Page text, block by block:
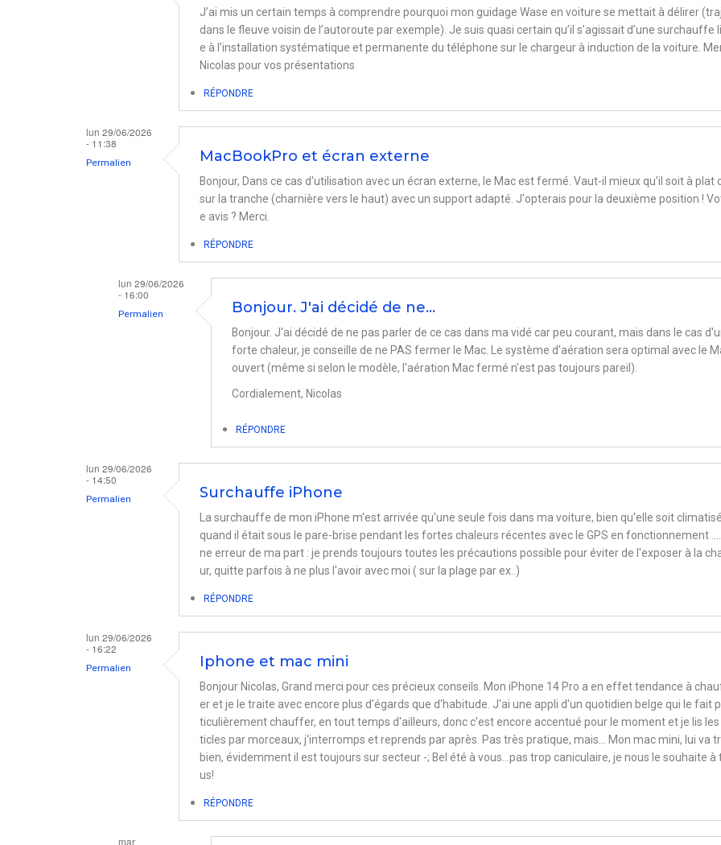
J’ai mis un certain temps à comprendre pourquoi mon guidage Wase en voiture se mettait à délirer
dans le fleuve voisin de l’autoroute par exemple). Je suis quasi certain qu’il s’agissait d’une surchauffe
e à l’installation systématique et permanente du téléphone sur le chargeur à induction de la voiture.
Nicolas pour vos présentations
RÉPONDRE
lun 29/06/2026
- 11:38
Permalien MacBookPro et écran externe
Bonjour, Dans ce cas d'utilisation avec un écran externe, le Mac est fermé. Vaut-il mieux qu'il soit à plat
sur la tranche (charnière vers le haut) avec un support adapté. J'opterais pour la deuxième position !
e avis ? Merci.
RÉPONDRE
lun 29/06/2026
- 16:00
Permalien
externe
par
Bonjour. J'ai décidé de ne…
Bonjour. J'ai décidé de ne pas parler de ce cas dans ma vidé car peu courant, mais dans le cas
forte chaleur, je conseille de ne PAS fermer le Mac. Le système d'aération sera optimal avec le
ouvert (même si selon le modèle, l'aération Mac fermé n'est pas toujours pareil).
Cordialement, Nicolas
RÉPONDRE
lun 29/06/2026
- 14:50
Permalien Surchauffe iPhone
La surchauffe de mon iPhone m'est arrivée qu'une seule fois dans ma voiture, bien qu'elle soit
quand il était sous le pare-brise pendant les fortes chaleurs récentes avec le GPS en fonctionnement ....
ne erreur de ma part : je prends toujours toutes les précautions possible pour éviter de l'exposer à la
ur, quitte parfois à ne plus l'avoir avec moi ( sur la plage par ex..)
RÉPONDRE
lun 29/06/2026
- 16:22
Permalien Iphone et mac mini
Bonjour Nicolas, Grand merci pour ces précieux conseils. Mon iPhone 14 Pro a en effet tendance à
er et je le traite avec encore plus d'égards que d'habitude. J'ai une appli d'un quotidien belge qui le fait
ticulièrement chauffer, en tout temps d'ailleurs, donc c'est encore accentué pour le moment et je lis les
ticles par morceaux, j'interromps et reprends par après. Pas très pratique, mais... Mon mac mini, lui va
bien, évidemment il est toujours sur secteur -; Bel été à vous...pas trop caniculaire, je nous le souhaite à
us!
RÉPONDRE
mar